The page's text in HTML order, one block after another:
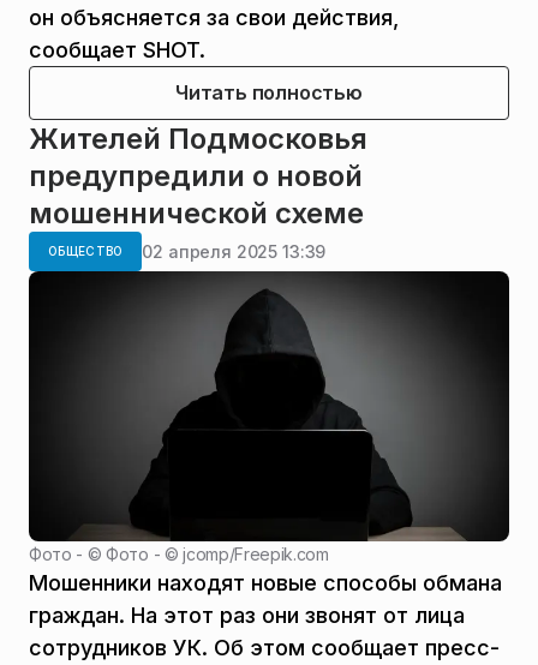
он объясняется за свои действия,
сообщает SHOT.
Читать полностью
Жителей Подмосковья
предупредили о новой
мошеннической схеме
ОБЩЕСТВО 02 апреля 2025 13:39
Фото - ©Фото - © jcomp/Freepik.com
Мошенники находят новые способы обмана
граждан. На этот раз они звонят от лица
сотрудников УК. Об этом сообщает пресс-